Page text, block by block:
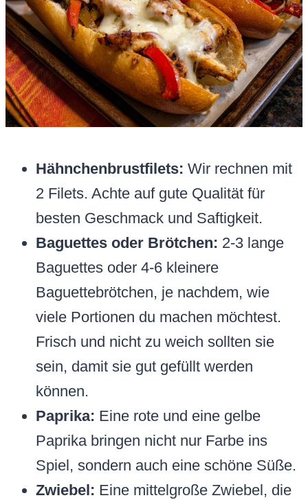
Hähnchenbrustfilets: Wir rechnen mit
2 Filets. Achte auf gute Qualität für
besten Geschmack und Saftigkeit.
Baguettes oder Brötchen: 2-3 lange
Baguettes oder 4-6 kleinere
Baguettebrötchen, je nachdem, wie
viele Portionen du machen möchtest.
Frisch und nicht zu weich sollten sie
sein, damit sie gut gefüllt werden
können.
Paprika: Eine rote und eine gelbe
Paprika bringen nicht nur Farbe ins
Spiel, sondern auch eine schöne Süße.
Zwiebel: Eine mittelgroße Zwiebel, die